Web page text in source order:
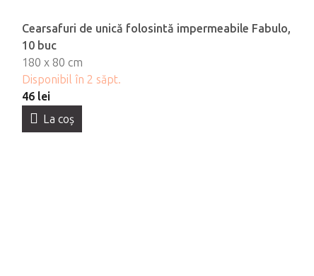
Cearsafuri de unică folosintă impermeabile Fabulo,
10 buc
180 x 80 cm
Disponibil în 2 săpt.
46 lei
La coş